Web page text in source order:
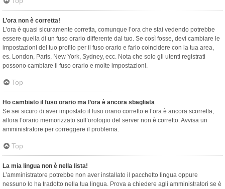
L’ora non è corretta!
L’ora è quasi sicuramente corretta, comunque l’ora che stai vedendo potrebbe
essere quella di un fuso orario differente dal tuo. Se così fosse, devi cambiare le
impostazioni del tuo profilo per il fuso orario e farlo coincidere con la tua area,
es. London, Paris, New York, Sydney, ecc. Nota che solo gli utenti registrati
possono cambiare il fuso orario e molte impostazioni.
Top
Ho cambiato il fuso orario ma l’ora è ancora sbagliata
Se sei sicuro di aver impostato il fuso orario corretto e l’ora è ancora scorretta,
allora l’orario memorizzato sull’orologio del server non è corretto. Avvisa un
amministratore per correggere il problema.
Top
La mia lingua non è nella lista!
L’amministratore potrebbe non aver installato il pacchetto lingua oppure
nessuno lo ha tradotto nella tua lingua. Prova a chiedere agli amministratori se è